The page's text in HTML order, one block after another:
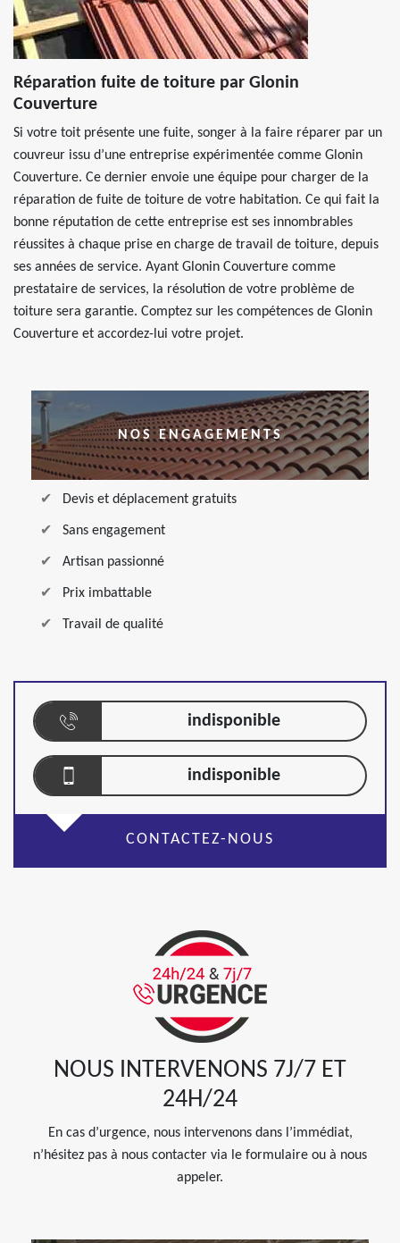
Réparation fuite de toiture par Glonin
Couverture
Si votre toit présente une fuite, songer à la faire réparer par un
couvreur issu d’une entreprise expérimentée comme Glonin
Couverture. Ce dernier envoie une équipe pour charger de la
réparation de fuite de toiture de votre habitation. Ce qui fait la
bonne réputation de cette entreprise est ses innombrables
réussites à chaque prise en charge de travail de toiture, depuis
ses années de service. Ayant Glonin Couverture comme
prestataire de services, la résolution de votre problème de
toiture sera garantie. Comptez sur les compétences de Glonin
Couverture et accordez-lui votre projet.
NOS ENGAGEMENTS
Devis et déplacement gratuits
Sans engagement
Artisan passionné
Prix imbattable
Travail de qualité
indisponible
indisponible
CONTACTEZ-NOUS
NOUS INTERVENONS 7J/7 ET
24H/24
En cas d’urgence, nous intervenons dans l’immédiat,
n’hésitez pas à nous contacter via le formulaire ou à nous
appeler.